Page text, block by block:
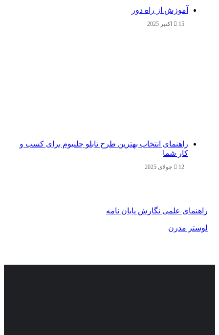
آموزش از راه دور
15 اکتبر 2025
راهنمای انتخاب بهترین طرح تابلو چلنیوم برای کسب و
کار شما
12 جولای 2025
راهنمای علمی نگارش پایان نامه
لوستر مدرن